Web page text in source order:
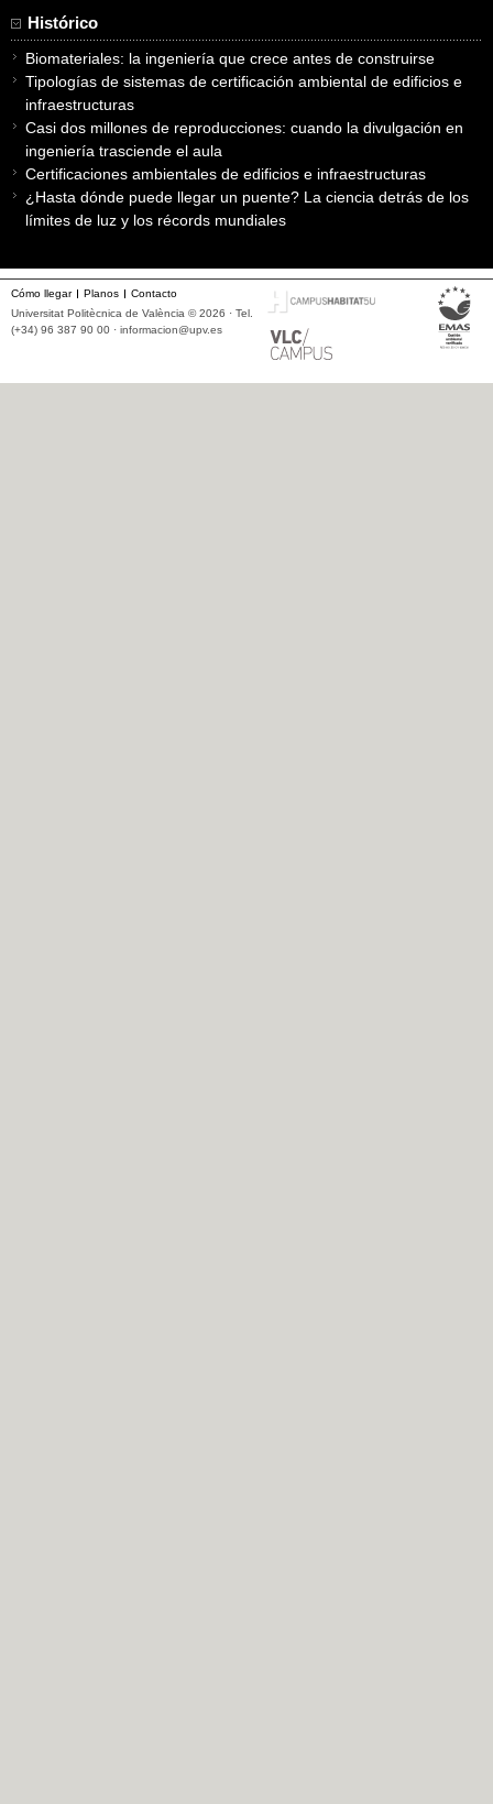
Histórico
Biomateriales: la ingeniería que crece antes de construirse
Tipologías de sistemas de certificación ambiental de edificios e
infraestructuras
Casi dos millones de reproducciones: cuando la divulgación en
ingeniería trasciende el aula
Certificaciones ambientales de edificios e infraestructuras
¿Hasta dónde puede llegar un puente? La ciencia detrás de los
límites de luz y los récords mundiales
Cómo llegar Planos
Contacto
Universitat Politècnica de València © 2026 · Tel.
(+34) 96 387 90 00 · informacion@upv.es